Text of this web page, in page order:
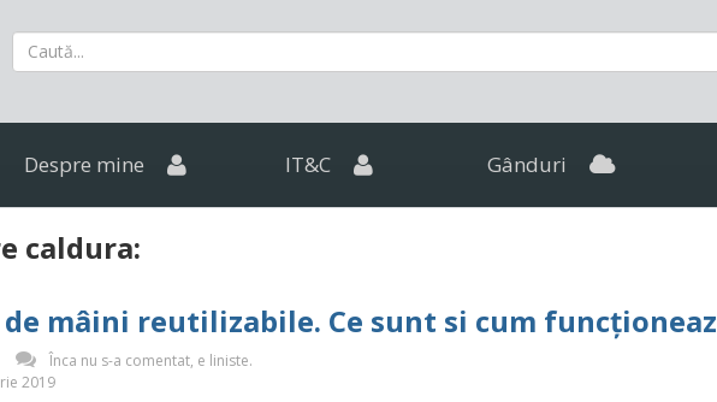
Despre mine IT&C Gânduri
caldura:
mâini reutilizabile. Ce sunt si cum
Înca nu s-a comentat, e liniste.
2019